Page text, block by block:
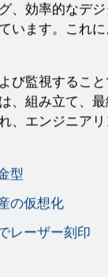
、効率的なデ
います。これ
び監視するこ
、組み立て、
、エンジニア
型
の仮想化
レーザー刻印